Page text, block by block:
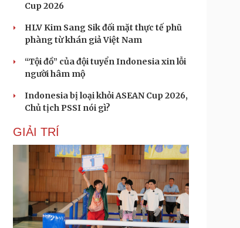
Cup 2026
HLV Kim Sang Sik đối mặt thực tế phũ
phàng từ khán giả Việt Nam
“Tội đồ” của đội tuyển Indonesia xin lỗi
người hâm mộ
Indonesia bị loại khỏi ASEAN Cup 2026,
Chủ tịch PSSI nói gì?
GIẢI TRÍ